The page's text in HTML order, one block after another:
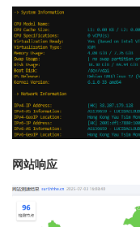
网站响应